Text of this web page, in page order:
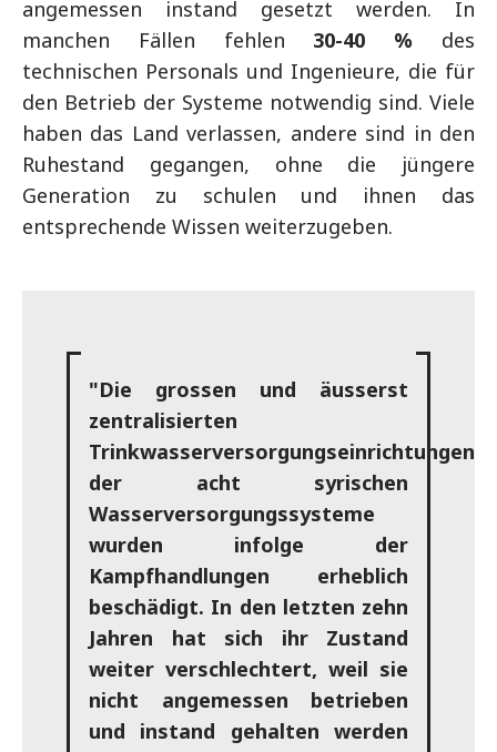
angemessen instand gesetzt werden. In
manchen Fällen fehlen 30-40 % des
technischen Personals und Ingenieure, die für
den Betrieb der Systeme notwendig sind. Viele
haben das Land verlassen, andere sind in den
Ruhestand gegangen, ohne die jüngere
Generation zu schulen und ihnen das
entsprechende Wissen weiterzugeben.
"Die grossen und äusserst
zentralisierten
Trinkwasserversorgungseinrichtungen
der acht syrischen
Wasserversorgungssysteme
wurden infolge der
Kampfhandlungen erheblich
beschädigt. In den letzten zehn
Jahren hat sich ihr Zustand
weiter verschlechtert, weil sie
nicht angemessen betrieben
und instand gehalten werden